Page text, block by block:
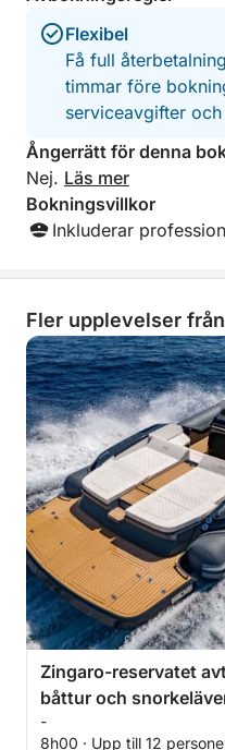
inklusive en aperitif
lyfter din upplevelse
är din chans att
fascinerande
komfort och stil, även
Flexibel
Få full
timmar före
serviceavgifter
Ångerrätt för denna
Nej. Läs mer
Bokningsvillkor
Inkluderar
Fler upplevelser
Zingaro-reservatet
båttur och
-
8h00 · Upp till 12